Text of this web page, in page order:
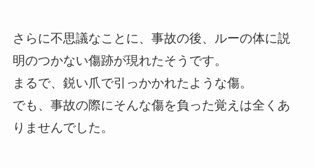
さらに不思議なことに、事故の後、ルーの体に説
明のつかない傷跡が現れたそうです。
まるで、鋭い爪で引っかかれたような傷。
でも、事故の際にそんな傷を負った覚えは全くあ
りませんでした。